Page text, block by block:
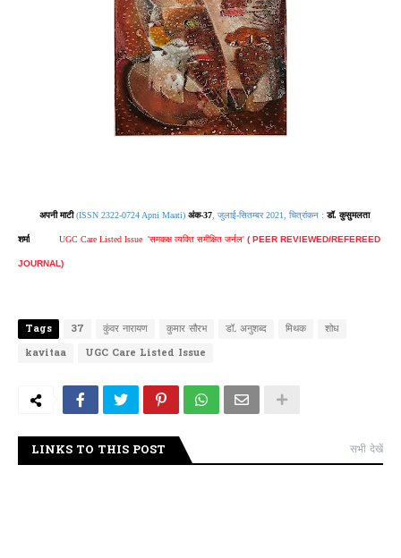
अपनी माटी(ISSN 2322-0724 Apni Maati) अंक-37 , जुलाई-सितम्बर 2021, चित्रांकन : डॉ. कुसुमलता
शर्मा UGC Care Listed Issue 'समकक्ष व्यक्ति समीक्षित जर्नल' ( PEER REVIEWED/REFEREED
JOURNAL)
Tags 37 कुंवर नारायण कुमार सौरभ डॉ. अनुशब्द मिथक
शोध
kavitaa
UGC Care Listed Issue
LINKS TO THIS POST सभी देखें